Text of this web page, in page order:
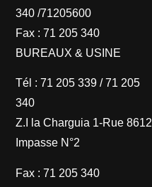
340 /71205600
Fax : 71 205 340
BUREAUX & USINE
Tél : 71 205 339 /71 205
340
Z.I la Charguia 1-Rue 8612
Impasse N°2
Fax : 71 205 340